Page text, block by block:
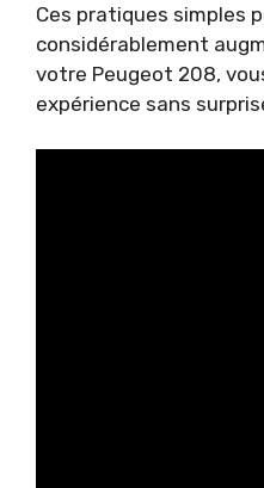
Ces pratiques simples
considérablement
votre Peugeot 208,
expérience sans